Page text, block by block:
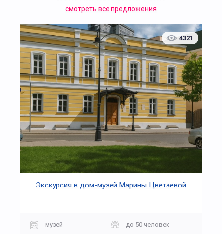
смотреть все предложения
4321
Экскурсия в дом-музей Марины Цветаевой
музей
до 50 человек